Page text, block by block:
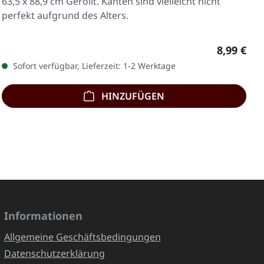
perfekt aufgrund des Alters.
8,99 €
Sofort verfügbar, Lieferzeit: 1-2 Werktage
HINZUFÜGEN
Informationen
Allgemeine Geschäftsbedingungen
Datenschutzerklärung